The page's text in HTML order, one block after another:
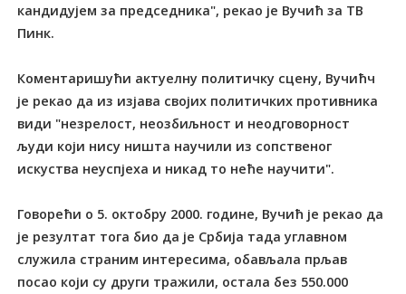
кандидујем за председника", рекао је Вучић за ТВ
Пинк.
Коментаришући актуелну политичку сцену, Вучићч
је рекао да из изјава својих политичких противника
види "незрелост, неозбиљност и неодговорност
људи који нису ништа научили из сопственог
искуства неуспјеха и никад то неће научити".
Говорећи о 5. октобру 2000. године, Вучић је рекао да
је резултат тога био да је Србија тада углавном
служила страним интересима, обављала прљав
посао који су други тражили, остала без 550.000